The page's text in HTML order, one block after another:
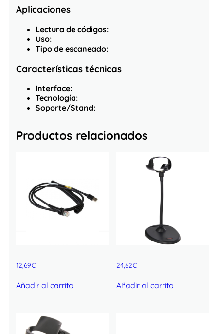
Aplicaciones
Lectura de códigos:
Uso:
Tipo de escaneado:
Características técnicas
Interface:
Tecnología:
Soporte/Stand:
Productos relacionados
12,69€
Añadir al carrito
24,62€
Añadir al carrito